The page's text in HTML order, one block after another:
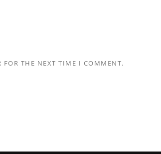
FOR THE NEXT TIME I COMMENT.